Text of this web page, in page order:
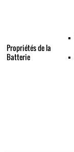
Propriétés de la
Batterie